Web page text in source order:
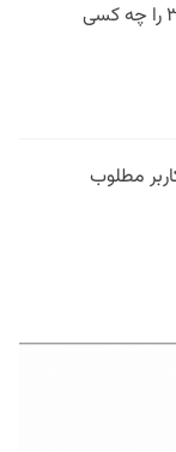
فیلتر در وقت اضافه؛ فوتبال ۳۶۰ را چه کسی
مطلوب